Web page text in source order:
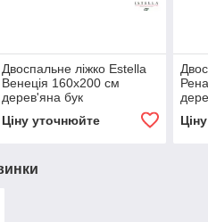
Двоспальне ліжко Estella
Венеція 160х200 см
дерев'яна бук
Ціну уточнюйте